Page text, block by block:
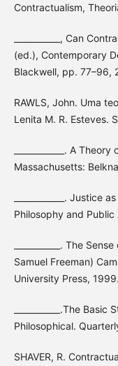
Contractualism,
___________, Can
(ed.), Contemporary
Blackwell, pp. 77–96,
RAWLS, John. Uma
Lenita M. R. Esteves.
____________. A
Massachusetts:
____________.
Philosophy and
___________. The
Samuel Freeman)
University Press, 1999.
___________.The
Philosophical.
SHAVER, R.